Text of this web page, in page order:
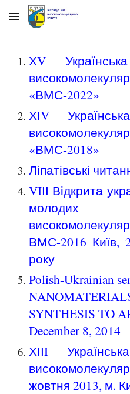
Skip to main content
ХV
«ВМС-2022»
ХІV
«ВМС-2018»
Ліпатівські
VIІІ Відкрита
ВМС-2016 Київ,
року
Polish-Ukrainian
SYNTHESIS TO
December 8, 2014
ХІІI
жовтня 2013, м.